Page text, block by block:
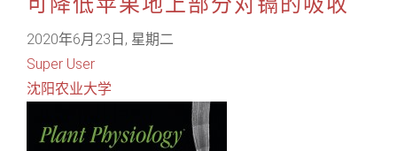
可降低苹果地上部分对镉的吸收
2020年6月23日, 星期二
Super User
沈阳农业大学